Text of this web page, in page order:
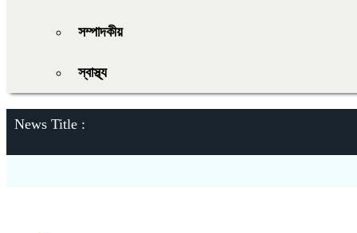
সম্পাদকীয়
স্বাস্থ্য
News Title :